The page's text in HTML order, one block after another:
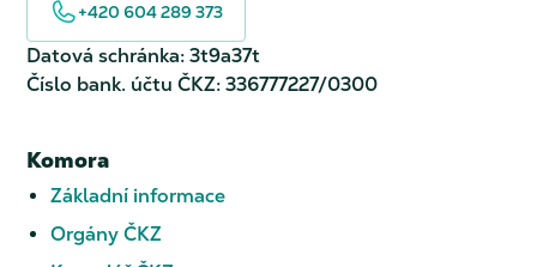
+420 604 289 373
Datová schránka: 3t9a37t
Číslo bank. účtu ČKZ: 336777227/0300
Komora
Základní informace
Orgány ČKZ